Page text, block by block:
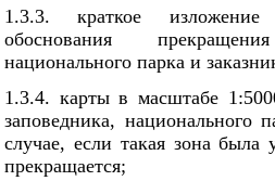
1.3.3. краткое изложение
обоснования
национального парка и
1.3.4. карты в масштабе
заповедника,
случае, если такая зона была
прекращается;